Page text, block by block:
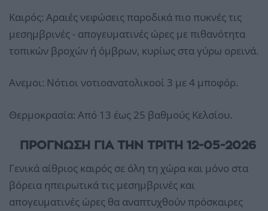
Καιρός: Αραιές νεφώσεις παροδικά πιο πυκνές τις
μεσημβρινές - απογευματινές ώρες με πιθανότητα
τοπικών βροχών ή όμβρων, κυρίως στα γύρω ορεινά.
Ανεμοι: Νότιοι νοτιοανατολικοοί 3 με 4 μποφόρ.
Θερμοκρασία: Από 13 έως 25 βαθμούς Κελσίου.
ΠΡΟΓΝΩΣΗ ΓΙΑ ΤΗΝ ΤΡΙΤΗ 12-05-2026
Γενικά αίθριος καιρός σε όλη τη χώρα και μόνο στα
βόρεια ηπειρωτικά τις μεσημβρινές και
απογευματινές ώρες θα αναπτυχθούν πρόσκαιρες